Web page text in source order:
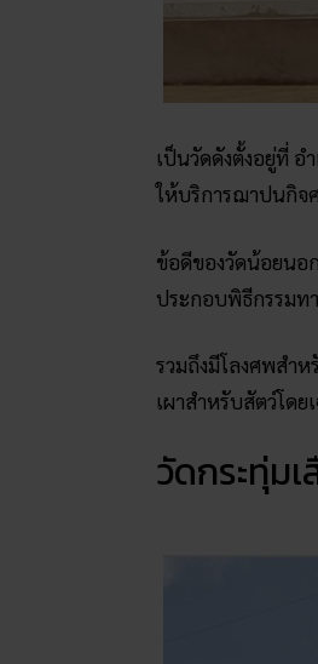
เป็นวัดดังตั้งอยู่ที่ อ
ให้บริการฌาปนกิจ
ข้อดีของวัดน้อยนอ
ประกอบพิธีกรรมท
รวมถึงมีโลงศพสำ
เผาสำหรับสัตว์โด
วัดกระทุ่ม